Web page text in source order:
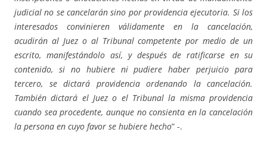
judicial no se cancelarán sino por providencia ejecutoria. Si los
interesados convinieren válidamente en la cancelación,
acudirán al Juez o al Tribunal competente por medio de un
escrito, manifestándolo así, y después de ratificarse en su
contenido, si no hubiere ni pudiere haber perjuicio para
tercero, se dictará providencia ordenando la cancelación.
También dictará el Juez o el Tribunal la misma providencia
cuando sea procedente, aunque no consienta en la cancelación
la persona en cuyo favor se hubiere hecho” -.